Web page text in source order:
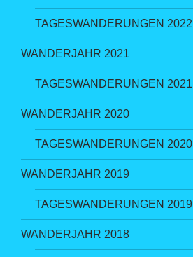
TAGESWANDERUNGEN 2022
WANDERJAHR 2021
TAGESWANDERUNGEN 2021
WANDERJAHR 2020
TAGESWANDERUNGEN 2020
WANDERJAHR 2019
TAGESWANDERUNGEN 2019
WANDERJAHR 2018